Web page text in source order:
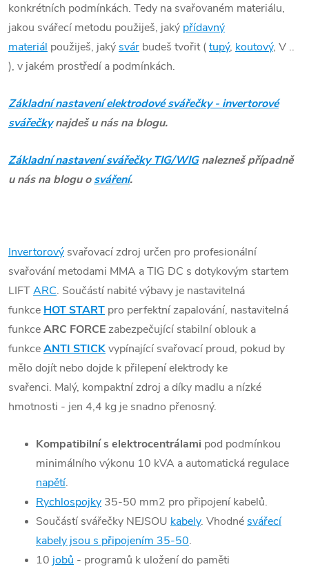
konkrétních podmínkách. Tedy na svařovaném materiálu,
jakou svářecí metodu použiješ, jaký přídavný
materiál použiješ, jakýsvár budeš tvořit (tupý, koutový, V ..
), v jakém prostředí a podmínkách.
Základní nastavení elektrodové svářečky - invertorové
svářečkynajdeš u nás na blogu.
Základní nastavení svářečky TIG/WIGnalezneš případně
u nás na blogu osváření.
Invertorový svařovací zdroj určen pro profesionální
svařování metodami MMA a TIG DC s dotykovým startem
LIFTARC. Součástí nabité výbavy je nastavitelná
funkce HOT START pro perfektní zapalování, nastavitelná
funkceARC FORCEzabezpečující stabilní oblouk a
funkceANTI STICKvypínající svařovací proud, pokud by
mělo dojít nebo dojde k přilepení elektrody ke
svařenci. Malý, kompaktní zdroj a díky madlu a nízké
hmotnosti - jen 4,4 kg je snadno přenosný.
Kompatibilní s elektrocentrálami pod podmínkou
minimálního výkonu 10 kVA a automatická regulace
napětí.
Rychlospojky 35-50 mm2 pro připojení kabelů.
Součástí svářečky NEJSOU kabely. Vhodnésvářecí
kabely jsou s připojením 35-50.
10 jobů - programů k uložení do paměti